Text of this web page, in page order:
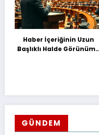
Haber İçeriğinin Uzun
Başlıklı Halde
GÜNDEM